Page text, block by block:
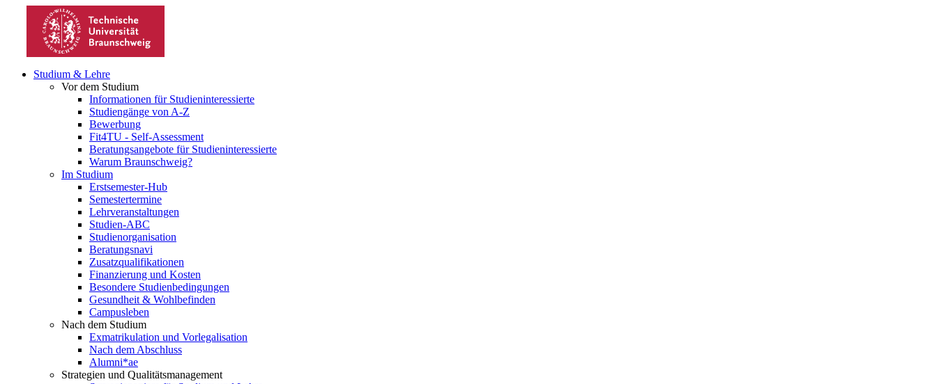
Studium & Lehre
Vor dem Studium
Informationen für Studieninteressierte
Studiengänge von A-Z
Bewerbung
Fit4TU - Self-Assessment
Beratungsangebote für Studieninteressierte
Warum Braunschweig?
Im Studium
Erstsemester-Hub
Semestertermine
Lehrveranstaltungen
Studien-ABC
Studienorganisation
Beratungsnavi
Zusatzqualifikationen
Finanzierung und Kosten
Besondere Studienbedingungen
Gesundheit & Wohlbefinden
Campusleben
Nach dem Studium
Exmatrikulation und Vorlegalisation
Nach dem Abschluss
Alumni*ae
Strategien und Qualitätsmanagement